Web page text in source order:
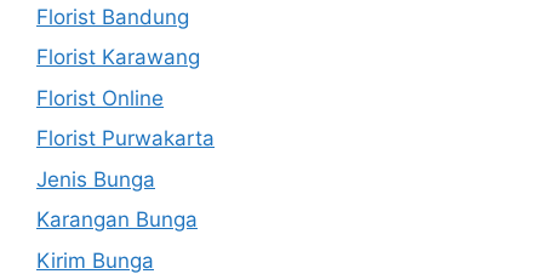
Florist Bandung
Florist Karawang
Florist Online
Florist Purwakarta
Jenis Bunga
Karangan Bunga
Kirim Bunga